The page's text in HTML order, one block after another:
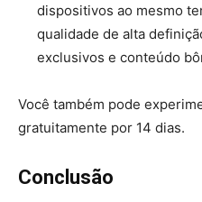
dispositivos ao mesmo
qualidade de alta
exclusivos e conteúdo
Você também pode
gratuitamente por 14 dias.
Conclusão